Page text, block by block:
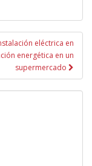
eléctrica en
energética en un
supermercado